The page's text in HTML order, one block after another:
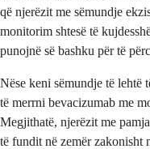
që njerëzit me sëmundje
monitorim shtesë të
punojnë së bashku për të
Nëse keni sëmundje të lehtë
të merrni bevacizumab me
Megjithatë, njerëzit me
të fundit në zemër zakonisht